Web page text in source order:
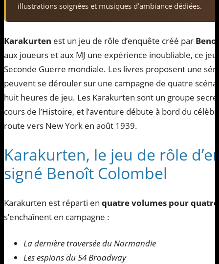
illustrations soignées et musiques d’ambiance dédiées.
Karakurten est un jeu de rôle d’enquête créé par
aux joueurs et aux MJ une expérience inoubliable, ce
Seconde Guerre mondiale. Les livres proposent une
peuvent se dérouler sur une campagne de quatre
huit heures de jeu. Les Karakurten sont un groupe
cours de l’Histoire, et l’aventure débute à bord du
route vers New York en août 1939.
Karakurten, le jeu de rôle
signé Benoît Colombel
Karakurten est réparti en quatre volumes pour
s’enchaînent en campagne :
La dernière traversée du Normandie
Les espions du 54 Broadway